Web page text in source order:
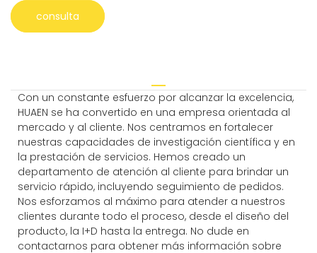
consulta
Con un constante esfuerzo por alcanzar la excelencia,
HUAEN se ha convertido en una empresa orientada al
mercado y al cliente. Nos centramos en fortalecer
nuestras capacidades de investigación científica y en
la prestación de servicios. Hemos creado un
departamento de atención al cliente para brindar un
servicio rápido, incluyendo seguimiento de pedidos.
Nos esforzamos al máximo para atender a nuestros
clientes durante todo el proceso, desde el diseño del
producto, la I+D hasta la entrega. No dude en
contactarnos para obtener más información sobre